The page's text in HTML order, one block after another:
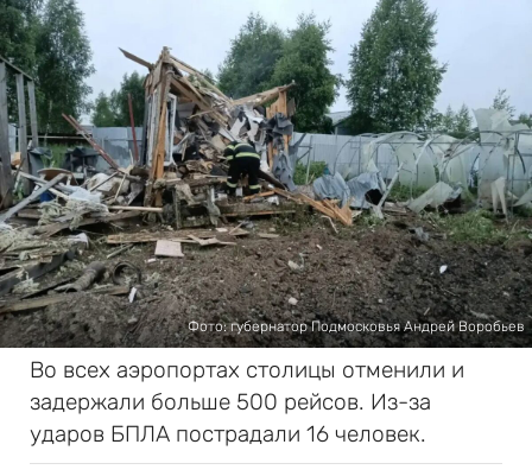
Фото: губернатор Подмосковья Андрей Воробьев
Во всех аэропортах столицы отменили и
задержали больше 500 рейсов. Из-за
ударов БПЛА пострадали 16 человек.